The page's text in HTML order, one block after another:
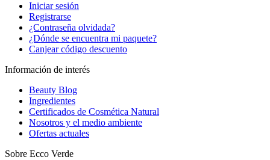
Iniciar sesión
Registrarse
¿Contraseña olvidada?
¿Dónde se encuentra mi paquete?
Canjear código descuento
Información de interés
Beauty Blog
Ingredientes
Certificados de Cosmética Natural
Nosotros y el medio ambiente
Ofertas actuales
Sobre Ecco Verde